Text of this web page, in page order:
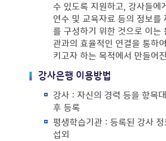
수 있도록 지원하고, 강사들에
연수 및 교육자료 등의 정보를
를 구성하기 위한 것으로 이는
관과의 효율적인 연결을 통하
키고자 하는 목적에서 만들어
강사은행 이용방법
강사 : 자신의 경력 등을 항목
후 등록
평생학습기관 : 등록된 강사
섭외